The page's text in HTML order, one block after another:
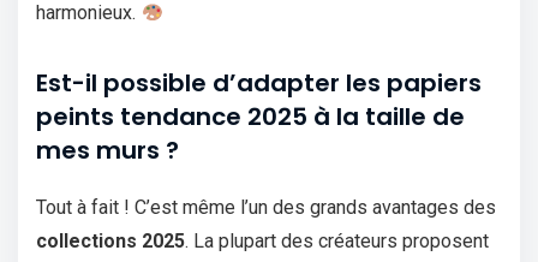
harmonieux.
Est-il possible d’adapter les papiers
peints tendance 2025 à la taille de
mes murs ?
Tout à fait ! C’est même l’un des grands avantages des
collections 2025. La plupart des créateurs proposent